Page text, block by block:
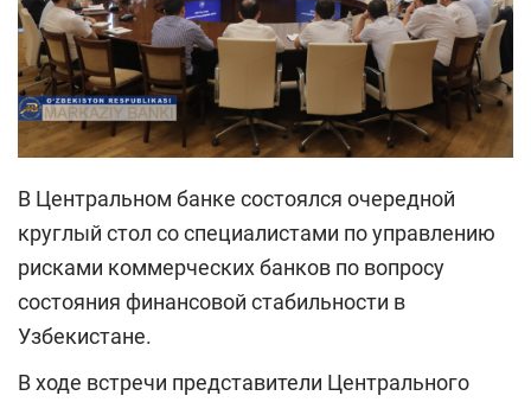
В Центральном банке состоялся очередной
круглый стол со специалистами по управлению
рисками коммерческих банков по вопросу
состояния финансовой стабильности в
Узбекистане.
В ходе встречи представители Центрального